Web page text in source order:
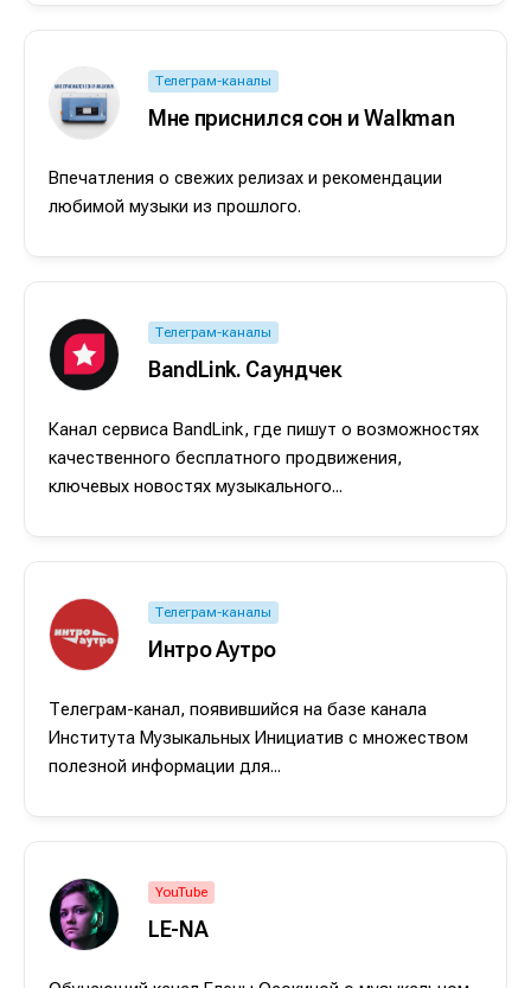
Продакшн
Инструменты
Продакшн
Инструменты
Телеграм-каналы
Мне приснился сон и Walkman
Впечатления о свежих релизах и рекомендации
любимой музыки из прошлого.
Телеграм-каналы
BandLink. Саундчек
Канал сервиса BandLink, где пишут о возможностях
качественного бесплатного продвижения,
ключевых новостях музыкального...
Телеграм-каналы
Интро Аутро
Телеграм-канал, появившийся на базе канала
Института Музыкальных Инициатив с множеством
полезной информации для...
YouTube
LE-NA